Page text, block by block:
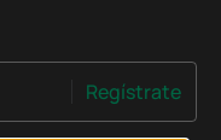
Regístrate